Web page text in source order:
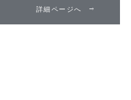
詳細ページへ